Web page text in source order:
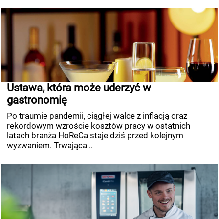
Ustawa, która może uderzyć w
gastronomię
Po traumie pandemii, ciągłej walce z inflacją oraz
rekordowym wzroście kosztów pracy w ostatnich
latach branża HoReCa staje dziś przed kolejnym
wyzwaniem. Trwająca...